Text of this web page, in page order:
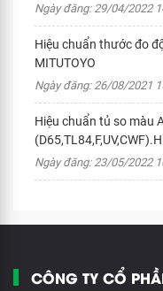
Ngày đăng: 29/04/2022
Hiệu chuẩn thước đo
MITUTOYO
Ngày đăng: 26/08/2021
Hiệu chuẩn tủ so màu
Ngày đăng: 23/05/2022
CÔNG TY CỔ